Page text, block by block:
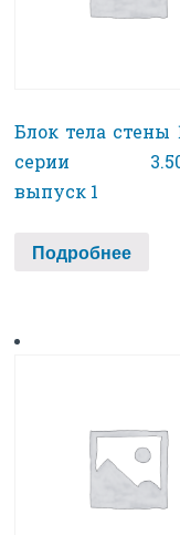
Блок тела
серии
выпуск 1
Подробнее